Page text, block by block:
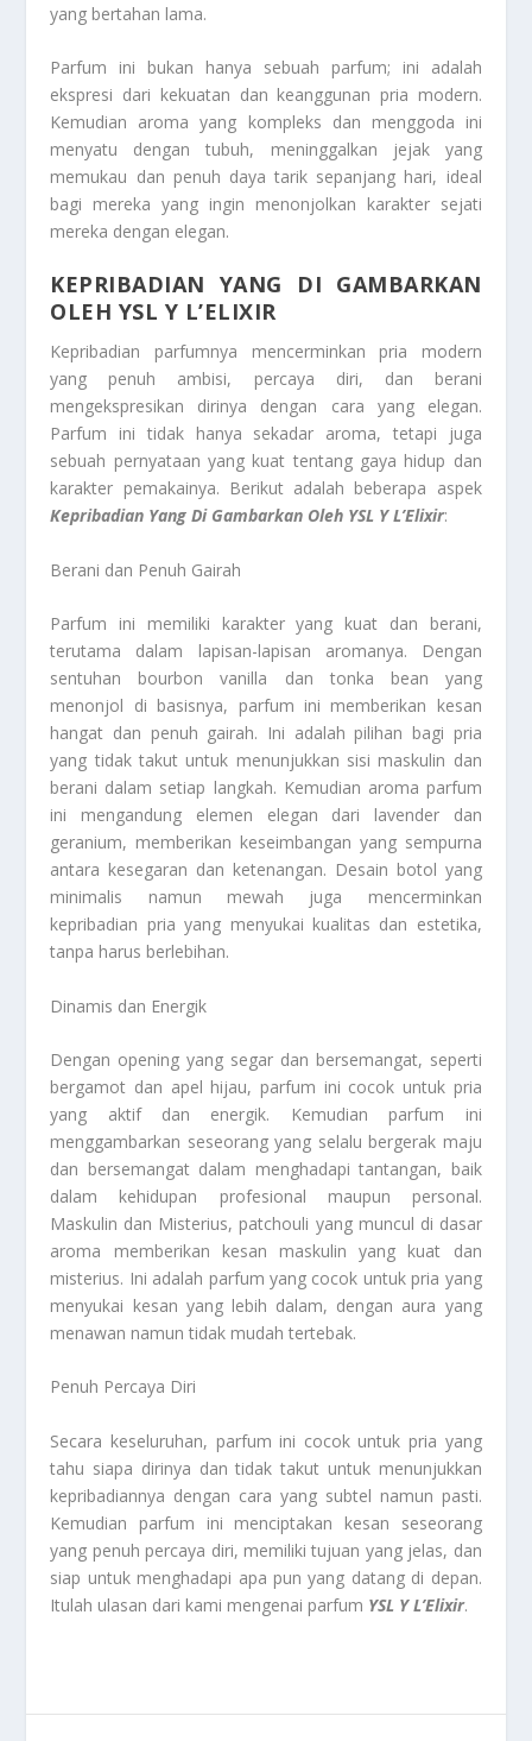
yang bertahan lama.
Parfum ini bukan hanya sebuah parfum; ini adalah
ekspresi dari kekuatan dan keanggunan pria modern.
Kemudian aroma yang kompleks dan menggoda ini
menyatu dengan tubuh, meninggalkan jejak yang
memukau dan penuh daya tarik sepanjang hari, ideal
bagi mereka yang ingin menonjolkan karakter sejati
mereka dengan elegan.
KEPRIBADIAN YANG DI GAMBARKAN
OLEH YSL Y L’ELIXIR
Kepribadian parfumnya mencerminkan pria modern
yang penuh ambisi, percaya diri, dan berani
mengekspresikan dirinya dengan cara yang elegan.
Parfum ini tidak hanya sekadar aroma, tetapi juga
sebuah pernyataan yang kuat tentang gaya hidup dan
karakter pemakainya. Berikut adalah beberapa aspek
Kepribadian Yang Di Gambarkan Oleh YSL Y L’Elixir:
Berani dan Penuh Gairah
Parfum ini memiliki karakter yang kuat dan berani,
terutama dalam lapisan-lapisan aromanya. Dengan
sentuhan bourbon vanilla dan tonka bean yang
menonjol di basisnya, parfum ini memberikan kesan
hangat dan penuh gairah. Ini adalah pilihan bagi pria
yang tidak takut untuk menunjukkan sisi maskulin dan
berani dalam setiap langkah. Kemudian aroma parfum
ini mengandung elemen elegan dari lavender dan
geranium, memberikan keseimbangan yang sempurna
antara kesegaran dan ketenangan. Desain botol yang
minimalis namun mewah juga mencerminkan
kepribadian pria yang menyukai kualitas dan estetika,
tanpa harus berlebihan.
Dinamis dan Energik
Dengan opening yang segar dan bersemangat, seperti
bergamot dan apel hijau, parfum ini cocok untuk pria
yang aktif dan energik. Kemudian parfum ini
menggambarkan seseorang yang selalu bergerak maju
dan bersemangat dalam menghadapi tantangan, baik
dalam kehidupan profesional maupun personal.
Maskulin dan Misterius, patchouli yang muncul di dasar
aroma memberikan kesan maskulin yang kuat dan
misterius. Ini adalah parfum yang cocok untuk pria yang
menyukai kesan yang lebih dalam, dengan aura yang
menawan namun tidak mudah tertebak.
Penuh Percaya Diri
Secara keseluruhan, parfum ini cocok untuk pria yang
tahu siapa dirinya dan tidak takut untuk menunjukkan
kepribadiannya dengan cara yang subtel namun pasti.
Kemudian parfum ini menciptakan kesan seseorang
yang penuh percaya diri, memiliki tujuan yang jelas, dan
siap untuk menghadapi apa pun yang datang di depan.
Itulah ulasan dari kami mengenai parfum YSL Y L’Elixir.